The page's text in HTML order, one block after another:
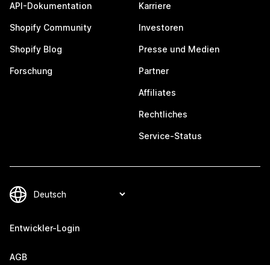
API-Dokumentation
Shopify Community
Shopify Blog
Forschung
Karriere
Investoren
Presse und Medien
Partner
Affiliates
Rechtliches
Service-Status
Entwickler-Login
AGB